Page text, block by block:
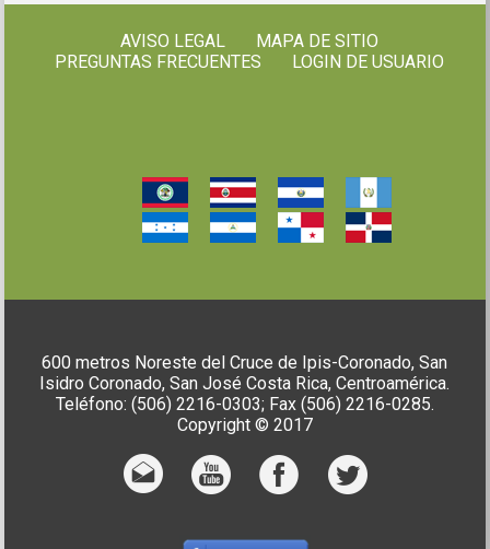
AVISO LEGAL
MAPA DE SITIO
PREGUNTAS FRECUENTES
LOGIN DE USUARIO
600 metros Noreste del Cruce de Ipis-Coronado, San
Isidro Coronado, San José Costa Rica, Centroamérica.
Teléfono: (506) 2216-0303; Fax (506) 2216-0285.
Copyright © 2017